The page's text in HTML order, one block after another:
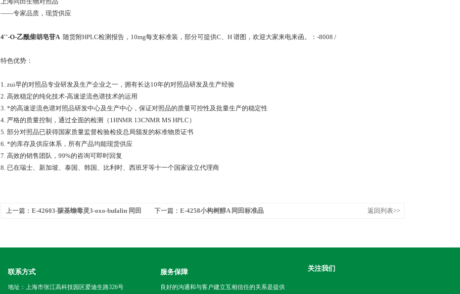
——专家品质，现货供应
4''-O-乙酰柴胡皂苷A 随货附HPLC检测报告，10mg每支标准装，部分可提供C、H 谱图，欢迎大家来电来函。：-8008 /
特色优势：
1. zui早的对照品专业研发及生产企业之一，拥有长达10年的对照品研发及生产经验
2. 高效稳定的纯化技术-高速逆流色谱技术的运用
3. *的高速逆流色谱对照品研发中心及生产中心，保证对照品的质量可控性及批量生产的稳定性
4. 严格的质量控制，通过全面的检测（1HNMR 13CNMR MS HPLC）
5. 部分对照品已获得国家质量监督检验检疫总局颁发的标准物质证书
6. *的库存及供应体系，所有产品均能现货供应
7. 高效的销售团队，99%的咨询可即时回复
8. 已在瑞士、新加坡、泰国、韩国、比利时、西班牙等十一个国家设立代理商
上一篇： E-42603-羰基蟾毒灵3-oxo-bufalin 同田
下一篇： E-4258小构树醇A 同田标准品 返回列表>>
联系方式
地址：上海市张江高科技园区爱迪生路326号
服务保障
良好的沟通和与客户建立互相信任的关系是提供
关注我们